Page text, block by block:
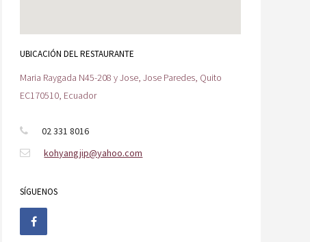
UBICACIÓN DEL RESTAURANTE
Maria Raygada N45-208 y Jose, Jose Paredes, Quito
EC170510, Ecuador
02 331 8016
kohyangjip@yahoo.com
SÍGUENOS